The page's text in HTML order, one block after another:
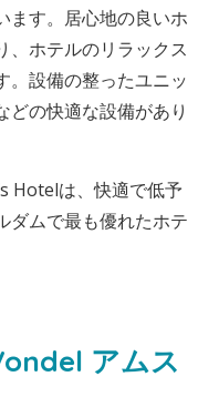
ます。居心地の良いホ
、ホテルのリラックス
。設備の整ったユニッ
どの快適な設備があり
Hotelは、快適で低予
ダムで最も優れたホテ
アムス